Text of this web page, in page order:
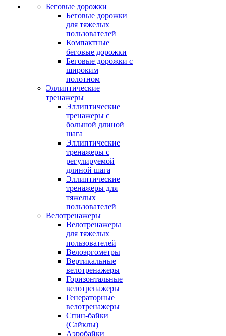
Беговые дорожки
Беговые дорожки
для тяжелых
пользователей
Компактные
беговые дорожки
Беговые дорожки с
широким
полотном
Эллиптические
тренажеры
Эллиптические
тренажеры с
большой длиной
шага
Эллиптические
тренажеры с
регулируемой
длиной шага
Эллиптические
тренажеры для
тяжелых
пользователей
Велотренажеры
Велотренажеры
для тяжелых
пользователей
Велоэргометры
Вертикальные
велотренажеры
Горизонтальные
велотренажеры
Генераторные
велотренажеры
Спин-байки
(Сайклы)
Аэробайки